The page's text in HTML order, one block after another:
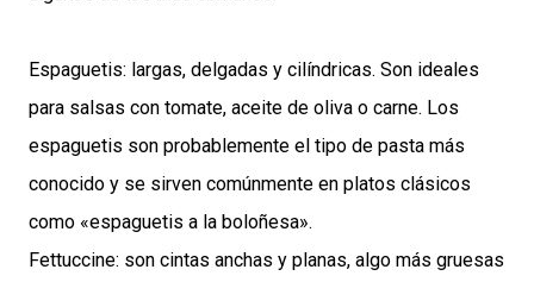
Espaguetis: largas, delgadas y cilíndricas. Son ideales
para salsas con tomate, aceite de oliva o carne. Los
espaguetis son probablemente el tipo de pasta más
conocido y se sirven comúnmente en platos clásicos
como «espaguetis a la boloñesa».
Fettuccine: son cintas anchas y planas, algo más gruesas